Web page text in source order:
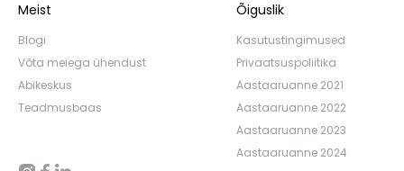
Meist
Blogi
Võta meiega ühendust
Abikeskus
Teadmusbaas
Õiguslik
Kasutustingimused
Privaatsuspoliitika
Aastaaruanne 2021
Aastaaruanne 2022
Aastaaruanne 2023
Aastaaruanne 2024